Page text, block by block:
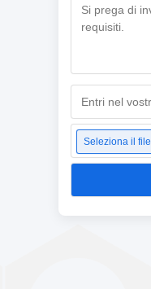
Seleziona il file